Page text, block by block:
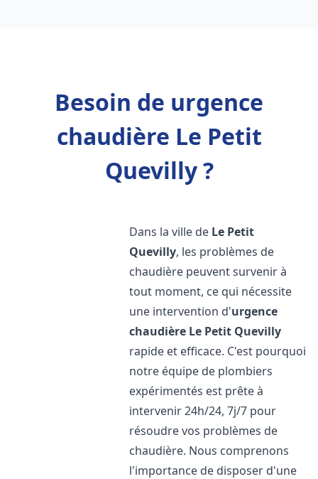
Besoin de urgence
chaudière Le Petit
Quevilly ?
Dans la ville de Le Petit
Quevilly, les problèmes de
chaudière peuvent survenir à
tout moment, ce qui nécessite
une intervention d'urgence
chaudière Le Petit Quevilly
rapide et efficace. C'est pourquoi
notre équipe de plombiers
expérimentés est prête à
intervenir 24h/24, 7j/7 pour
résoudre vos problèmes de
chaudière. Nous comprenons
l'importance de disposer d'une